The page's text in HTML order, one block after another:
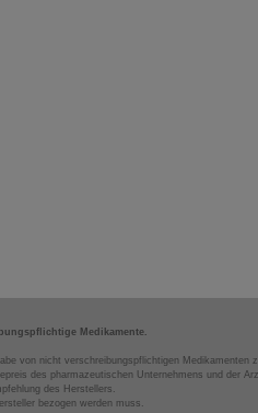
Medikamente.
von nicht verschreibungspflichtigen Medikamenten
des pharmazeutischen Unternehmens und der
des Herstellers.
bezogen werden muss.